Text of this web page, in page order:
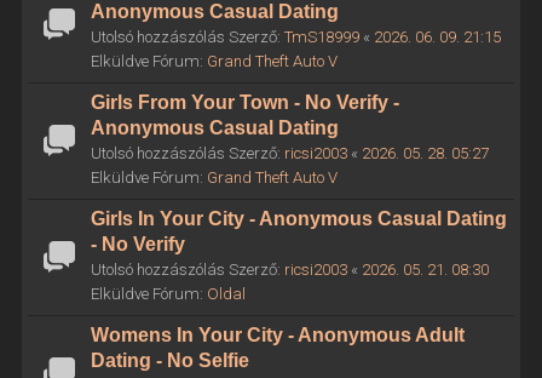
Anonymous Casual Dating
Utolsó hozzászólás Szerző: TmS18999« 2026. 06. 09. 21:15
Elküldve Fórum: Grand Theft Auto V
Girls From Your Town - No Verify -
Anonymous Casual Dating
Utolsó hozzászólás Szerző: ricsi2003« 2026. 05. 28. 05:27
Elküldve Fórum: Grand Theft Auto V
Girls In Your City - Anonymous Casual Dating
- No Verify
Utolsó hozzászólás Szerző: ricsi2003« 2026. 05. 21. 08:30
Elküldve Fórum: Oldal
Womens In Your City - Anonymous Adult
Dating - No Selfie